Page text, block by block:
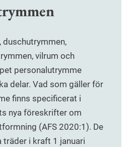
duschutrymmen,
vilrum och
personalutrymme
delar. Vad som gäller för
finns specificerat i
nya föreskrifter om
(AFS 2020:1). De
träder i kraft 1 januari